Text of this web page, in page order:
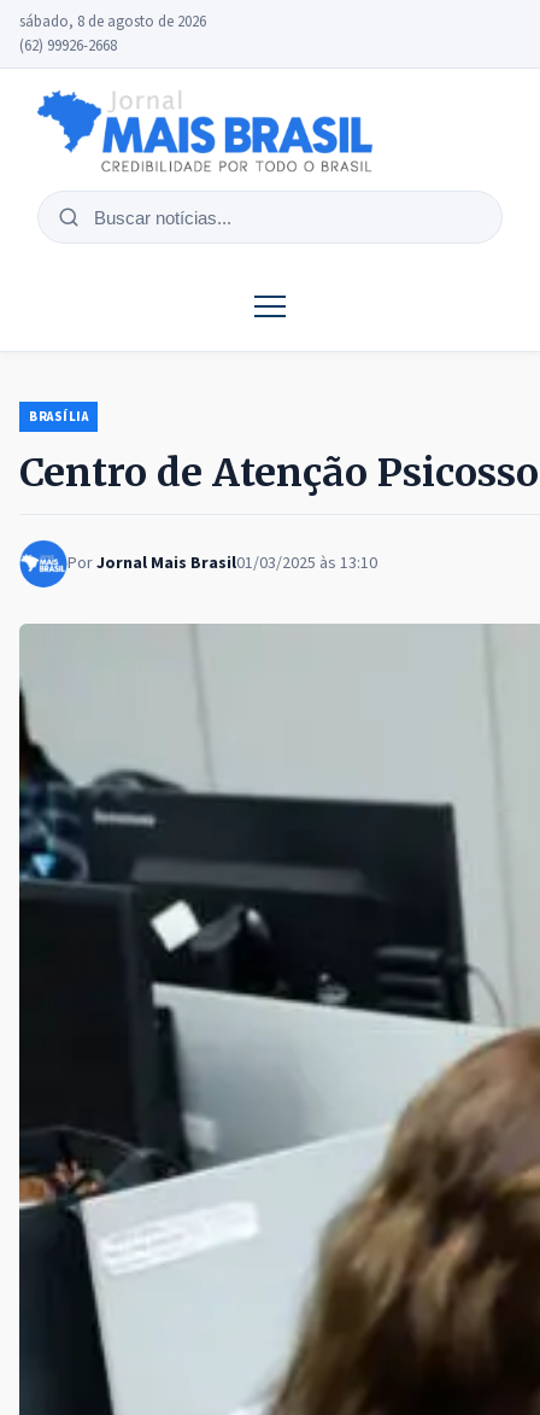
sábado, 8 de agosto de 2026
(62) 99926-2668
Buscar
BRASÍLIA
Centro de Atenção
PorJornal Mais Brasil01/03/2025 às 13:10